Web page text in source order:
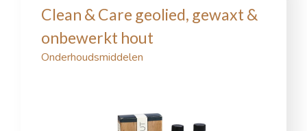
Clean & Care geolied, gewaxt &
onbewerkt hout
Onderhoudsmiddelen